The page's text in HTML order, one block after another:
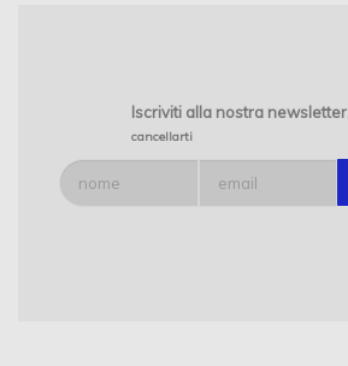
INDAGINI SISMICHE
SONDAGGI E PROVE DI LABORATORIO
LABORATORIO GEOTECNICO
Iscriviti alla nostra newsletter,
cancellarti